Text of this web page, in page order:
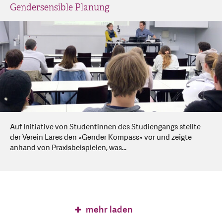
Gendersensible Planung
Auf Initiative von Studentinnen des Studiengangs stellte
der Verein Lares den «Gender Kompass» vor und zeigte
anhand von Praxisbeispielen, was...
mehr laden